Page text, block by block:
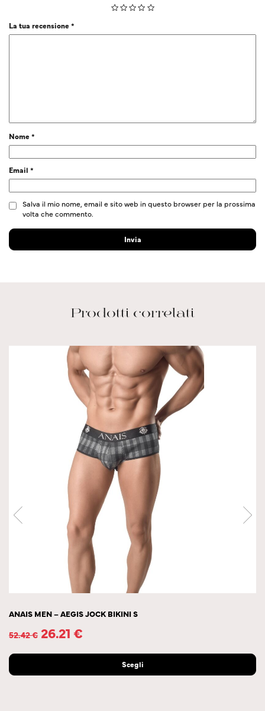
La tua recensione*
Nome*
Email *
Salva il mio nome, email e sito web in questo browser per la prossima
volta che commento.
Prodotti correlati
ANAIS MEN – AEGIS JOCK BIKINI S
52.42€ 26.21 €
Scegli